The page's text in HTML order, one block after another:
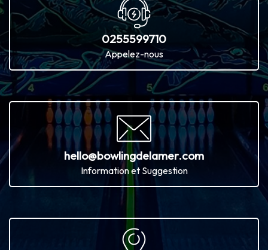
0255599710
Appelez-nous
hello@bowlingdelamer.com
Information et Suggestion